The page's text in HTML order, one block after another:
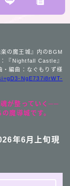
楽の魔王城』内のBGM
『Nightfall Castle』
・編曲：なぐもりず様
NgE737i8rWT-
が整っていく──
魔導城です。
年6月上旬現